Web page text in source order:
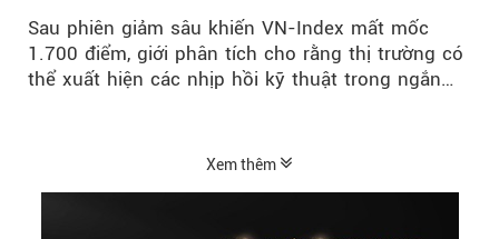
Sau phiên giảm sâu khiến VN-Index mất mốc
1.700 điểm, giới phân tích cho rằng thị trường có
thể xuất hiện các nhịp hồi kỹ thuật trong ngắn
Xem thêm